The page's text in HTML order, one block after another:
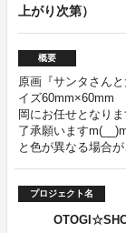
上がり次第）
概要
原画『サンタさん
イズ
岡にお任せとなり
了承願います
と色が異なる場合が
プロジェクト名
OTOGI☆SHOP